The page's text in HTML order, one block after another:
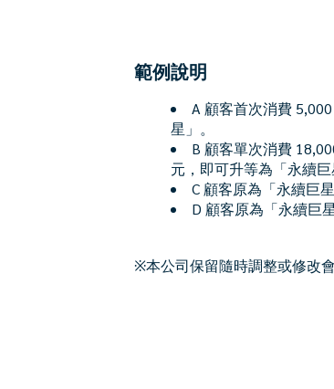
範例說明
A 顧客首次消費
星」。
B 顧客單次消費
元，即可升等為「永續巨
C 顧客原為「永續巨
D 顧客原為「永續巨
※本公司保留隨時調整或修改